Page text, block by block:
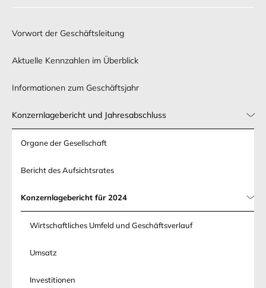
Vorwort der Geschäftsleitung
Aktuelle Kennzahlen im Überblick
Informationen zum Geschäftsjahr
Konzernlagebericht und Jahresabschluss
Organe der Gesellschaft
Bericht des Aufsichtsrates
Konzernlagebericht für 2024
Wirtschaftliches Umfeld und Geschäftsverlauf
Umsatz
Investitionen